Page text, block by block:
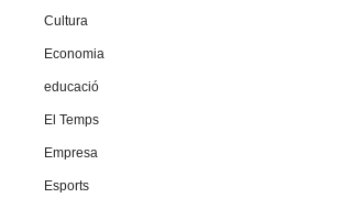
Cultura
Economia
educació
El Temps
Empresa
Esports